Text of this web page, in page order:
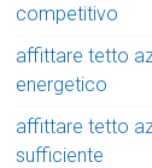
competitivo
affittare tetto
energetico
affittare tetto
sufficiente